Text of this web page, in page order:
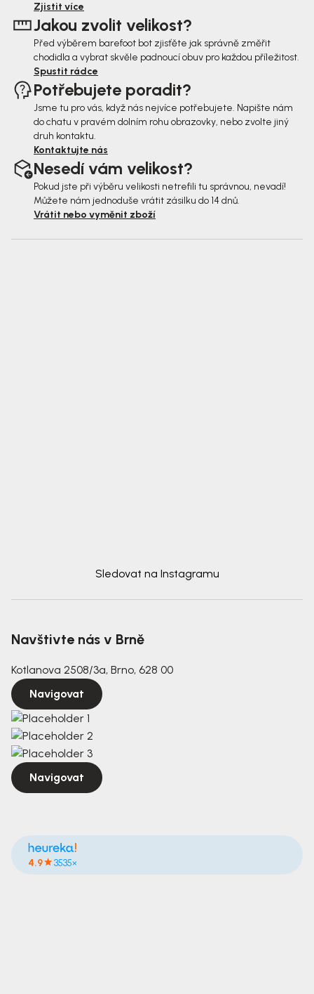
Zjistit více
Jakou zvolit velikost?
Před výběrem barefoot bot zjisťěte jak správně změřit
chodidla a vybrat skvěle padnoucí obuv pro každou příležitost.
Spustit rádce
Potřebujete poradit?
Jsme tu pro vás, když nás nejvíce potřebujete. Napište nám
do chatu v pravém dolním rohu obrazovky, nebo zvolte jiný
druh kontaktu.
Kontaktujte nás
Nesedí vám velikost?
Pokud jste při výběru velikosti netrefili tu správnou, nevadí!
Můžete nám jednoduše vrátit zásilku do 14 dnů.
Vrátit nebo vyměnit zboží
Sledovat na Instagramu
Navštivte nás v Brně
Kotlanova 2508/3a, Brno, 628 00
Navigovat
Navigovat
4.9 3535×